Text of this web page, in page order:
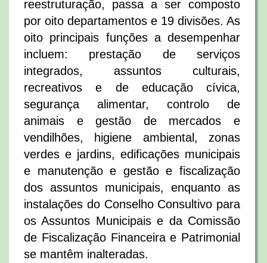
reestruturação, passa a ser composto
por oito departamentos e 19 divisões. As
oito principais funções a desempenhar
incluem: prestação de serviços
integrados, assuntos culturais,
recreativos e de educação cívica,
segurança alimentar, controlo de
animais e gestão de mercados e
vendilhões, higiene ambiental, zonas
verdes e jardins, edificações municipais
e manutenção e gestão e fiscalização
dos assuntos municipais, enquanto as
instalações do Conselho Consultivo para
os Assuntos Municipais e da Comissão
de Fiscalização Financeira e Patrimonial
se mantêm inalteradas.